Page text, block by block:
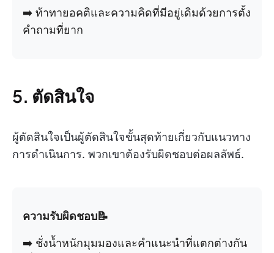
➡️ ท้าทายอคติและความคิดที่มีอยู่เดิมด้วยการตั้ง
คำถามที่ยาก
5. ตัดสินใจ
ผู้ตัดสินใจเป็นผู้ตัดสินใจขั้นสุดท้ายเกี่ยวกับแนวทาง
การดำเนินการ. พวกเขาต้องรับผิดชอบต่อผลลัพธ์.
ความรับผิดชอบ📝
➡️ ชั่งน้ำหนักมุมมองและคำแนะนำที่แตกต่างกัน